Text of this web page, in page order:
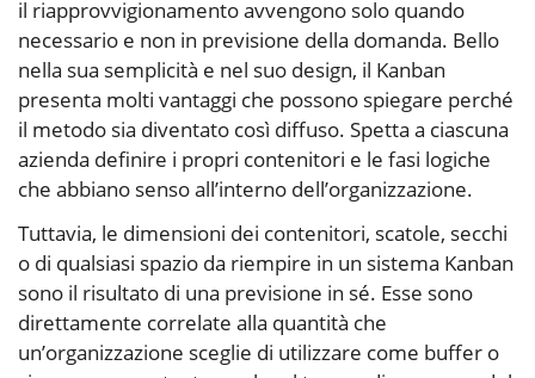
il riapprovvigionamento avvengono solo quando
necessario e non in previsione della domanda. Bello
nella sua semplicità e nel suo design, il Kanban
presenta molti vantaggi che possono spiegare perché
il metodo sia diventato così diffuso. Spetta a ciascuna
azienda definire i propri contenitori e le fasi logiche
che abbiano senso all’interno dell’organizzazione.
Tuttavia, le dimensioni dei contenitori, scatole, secchi
o di qualsiasi spazio da riempire in un sistema Kanban
sono il risultato di una previsione in sé. Esse sono
direttamente correlate alla quantità che
un’organizzazione sceglie di utilizzare come buffer o